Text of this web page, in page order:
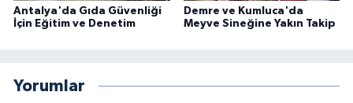
Antalya'da Gıda Güvenliği
İçin Eğitim ve Denetim
Demre ve Kumluca'da
Meyve Sineğine Yakın Takip
Yorumlar